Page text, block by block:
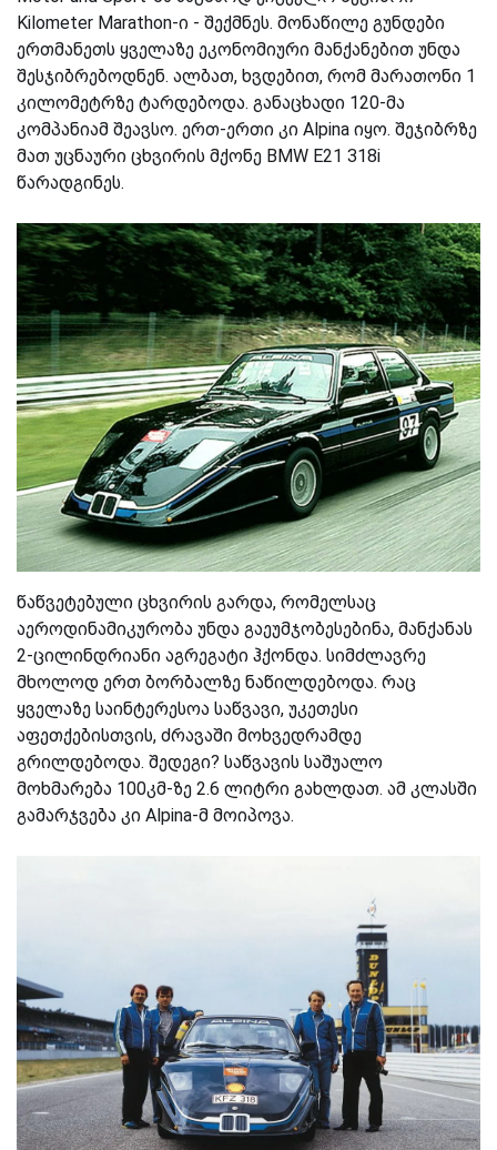
Kilometer Marathon-ი - შექმნეს. მონაწილე გუნდები
ერთმანეთს ყველაზე ეკონომიური მანქანებით უნდა
შესჯიბრებოდნენ. ალბათ, ხვდებით, რომ მარათონი 1
კილომეტრზე ტარდებოდა. განაცხადი 120-მა
კომპანიამ შეავსო. ერთ-ერთი კი Alpina იყო. შეჯიბრზე
მათ უცნაური ცხვირის მქონე BMW E21 318i
წარადგინეს.
წაწვეტებული ცხვირის გარდა, რომელსაც
აეროდინამიკურობა უნდა გაეუმჯობესებინა, მანქანას
2-ცილინდრიანი აგრეგატი ჰქონდა. სიმძლავრე
მხოლოდ ერთ ბორბალზე ნაწილდებოდა. რაც
ყველაზე საინტერესოა საწვავი, უკეთესი
აფეთქებისთვის, ძრავაში მოხვედრამდე
გრილდებოდა. შედეგი? საწვავის საშუალო
მოხმარება 100კმ-ზე 2.6 ლიტრი გახლდათ. ამ კლასში
გამარჯვება კი Alpina-მ მოიპოვა.